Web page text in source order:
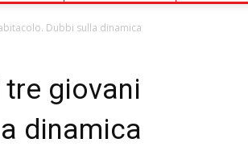
Dubbi sulla dinamica
giovani
dinamica